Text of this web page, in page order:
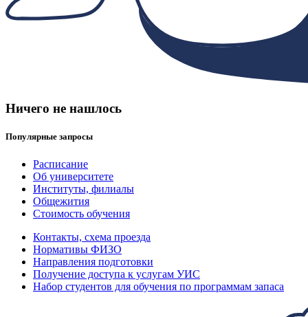
Ничего не нашлось
Популярные запросы
Расписание
Об университете
Институты, филиалы
Общежития
Стоимость обучения
Контакты, схема проезда
Нормативы ФИЗО
Направления подготовки
Получение доступа к услугам УИС
Набор студентов для обучения по программам запаса